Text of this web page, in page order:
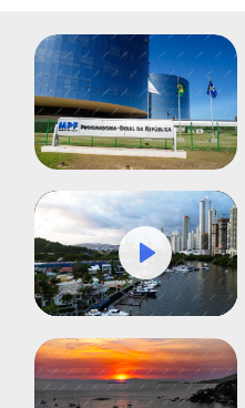
Mute Settings
Play